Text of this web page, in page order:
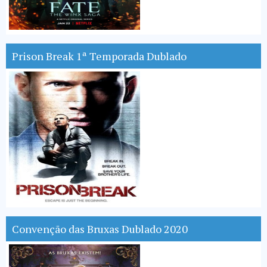
Prison Break 1ª Temporada Dublado
Convenção das Bruxas Dublado 2020